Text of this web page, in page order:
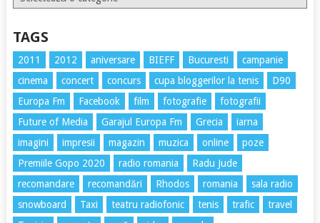
TAGS
2011 2012 aniversare BIEFF Bucuresti
campanie
cinema
concert concurs cupa bloggerilor la tenis
D90
Europa Fm
Facebook film fotografie
fotografii
Future of Media
Garajul Europa Fm Grecia
iarna
imagini
impresii magazin muzica online
poze
Premiile Gopo 2020
radio romania
Radu Jude
recomandare
recomandări Rhodos romania
sala radio
snowboard
Taxi teatru radiofonic tenis trafic
travel